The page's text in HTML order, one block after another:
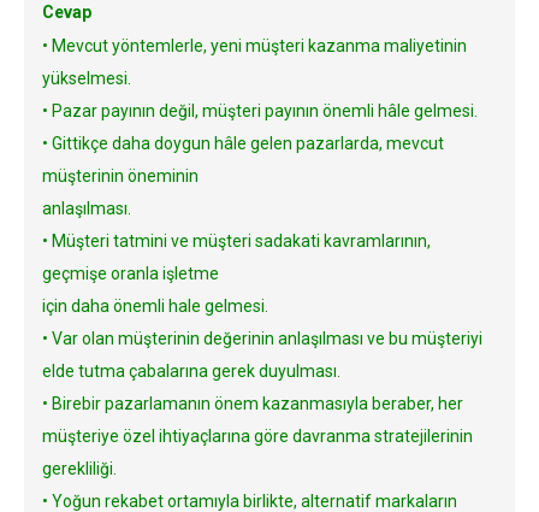
Cevap
• Mevcut yöntemlerle, yeni müşteri kazanma maliyetinin
yükselmesi.
• Pazar payının değil, müşteri payının önemli hâle gelmesi.
• Gittikçe daha doygun hâle gelen pazarlarda, mevcut
müşterinin öneminin
anlaşılması.
• Müşteri tatmini ve müşteri sadakati kavramlarının,
geçmişe oranla işletme
için daha önemli hale gelmesi.
• Var olan müşterinin değerinin anlaşılması ve bu müşteriyi
elde tutma çabalarına gerek duyulması.
• Birebir pazarlamanın önem kazanmasıyla beraber, her
müşteriye özel ihtiyaçlarına göre davranma stratejilerinin
gerekliliği.
• Yoğun rekabet ortamıyla birlikte, alternatif markaların